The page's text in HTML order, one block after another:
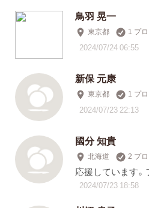
鳥羽 晃一
東京都 1 プ
2024/07/24 06:55
新保 元康
東京都 1 プ
2024/07/23 22:13
國分 知貴
北海道 2 プ
応援しています。
2024/07/23 18:58